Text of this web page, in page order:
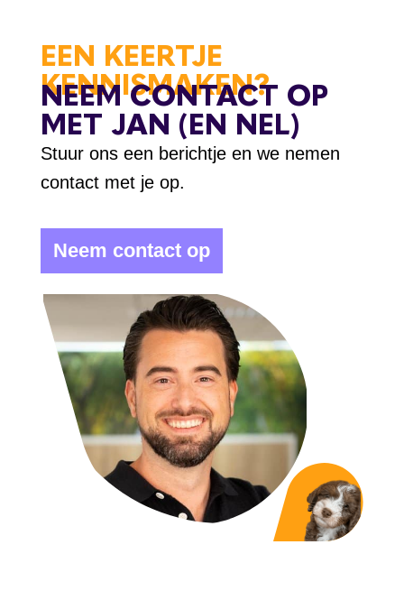
EEN KEERTJE
KENNISMAKEN?
NEEM CONTACT OP
MET JAN (EN NEL)
Stuur ons een berichtje en we nemen
contact met je op.
Neem contact op